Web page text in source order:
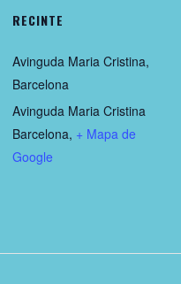
RECINTE
Avinguda Maria Cristina,
Barcelona
Avinguda Maria Cristina
Barcelona, + Mapa de
Google